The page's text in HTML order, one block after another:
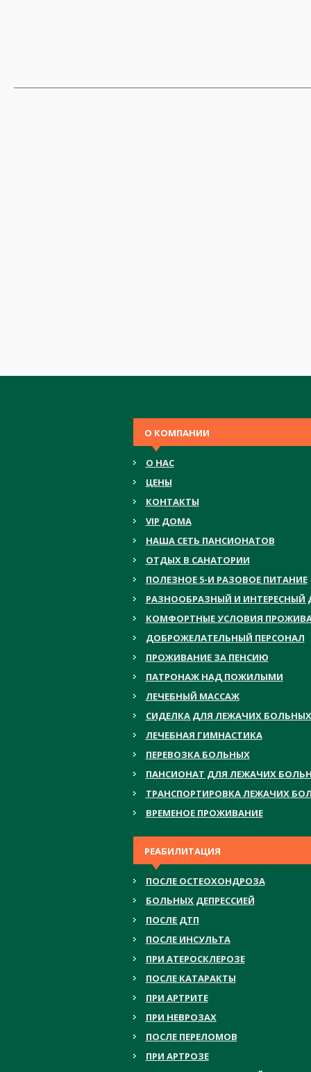
О КОМПАНИИ
О НАС
ЦЕНЫ
КОНТАКТЫ
VIP ДОМА
НАША СЕТЬ ПАНСИОНАТОВ
ОТДЫХ В САНАТОРИИ
ПОЛЕЗНОЕ 5-И РАЗОВОЕ ПИТАНИЕ
РАЗНООБРАЗНЫЙ И ИНТЕРЕСНЫЙ
КОМФОРТНЫЕ УСЛОВИЯ
ДОБРОЖЕЛАТЕЛЬНЫЙ ПЕРСОНАЛ
ПРОЖИВАНИЕ ЗА ПЕНСИЮ
ПАТРОНАЖ НАД ПОЖИЛЫМИ
ЛЕЧЕБНЫЙ МАССАЖ
СИДЕЛКА ДЛЯ ЛЕЖАЧИХ БОЛЬНЫХ
ЛЕЧЕБНАЯ ГИМНАСТИКА
ПЕРЕВОЗКА БОЛЬНЫХ
ПАНСИОНАТ ДЛЯ ЛЕЖАЧИХ
ТРАНСПОРТИРОВКА ЛЕЖАЧИХ
ВРЕМЕНОЕ ПРОЖИВАНИЕ
РЕАБИЛИТАЦИЯ
ПОСЛЕ ОСТЕОХОНДРОЗА
БОЛЬНЫХ ДЕПРЕССИЕЙ
ПОСЛЕ ДТП
ПОСЛЕ ИНСУЛЬТА
ПРИ АТЕРОСКЛЕРОЗЕ
ПОСЛЕ КАТАРАКТЫ
ПРИ АРТРИТЕ
ПРИ НЕВРОЗАХ
ПОСЛЕ ПЕРЕЛОМОВ
ПРИ АРТРОЗЕ